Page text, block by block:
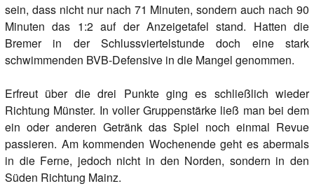
sein, dass nicht nur nach 71 Minuten, sondern auch nach 90
Minuten das 1:2 auf der Anzeigetafel stand. Hatten die
Bremer in der Schlussviertelstunde doch eine stark
schwimmenden BVB-Defensive in die Mangel genommen.
Erfreut über die drei Punkte ging es schließlich wieder
Richtung Münster. In voller Gruppenstärke ließ man bei dem
ein oder anderen Getränk das Spiel noch einmal Revue
passieren. Am kommenden Wochenende geht es abermals
in die Ferne, jedoch nicht in den Norden, sondern in den
Süden Richtung Mainz.